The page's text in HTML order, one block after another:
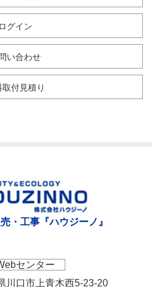
ログイン
い合わせ
取付見積り
・工事『ハウジーノ』
センター
川口市上青木西5-23-20